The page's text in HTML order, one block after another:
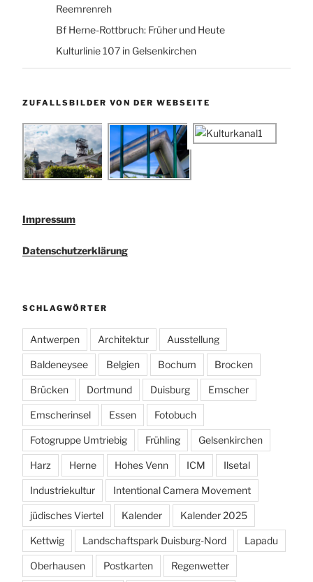
Reemrenreh
Bf Herne-Rottbruch: Früher und Heute
Kulturlinie 107 in Gelsenkirchen
ZUFALLSBILDER VON DER WEBSEITE
Impressum
Datenschutzerklärung
SCHLAGWÖRTER
Antwerpen Architektur Ausstellung
Baldeneysee Belgien Bochum Brocken
Brücken Dortmund Duisburg Emscher
Emscherinsel Essen Fotobuch
Fotogruppe Umtriebig Frühling Gelsenkirchen
Harz Herne Hohes Venn ICM Ilsetal
Industriekultur Intentional Camera Movement
jüdisches Viertel Kalender Kalender 2025
Kettwig Landschaftspark Duisburg-Nord Lapadu
Oberhausen Postkarten Regenwetter